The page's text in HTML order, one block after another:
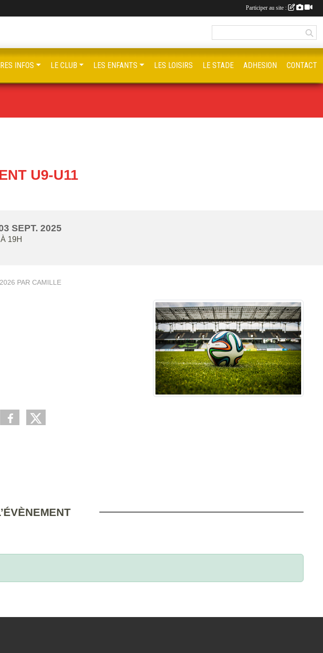
U9-U11
SEPT. 2025
19H
PAR CAMILLE
INFOS LE CLUB LES ENFANTS LES LOISIRS LE STADE ADHESION CONTACT
Participer au site :